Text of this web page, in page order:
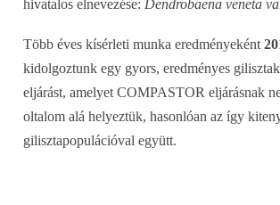
hivatalos elnevezése: Dendrobaena veneta
Több éves kísérleti munka eredményeként
kidolgoztunk egy gyors, eredményes
eljárást, amelyet COMPASTOR eljárásnak
oltalom alá helyeztük, hasonlóan az így
gilisztapopulációval együtt.